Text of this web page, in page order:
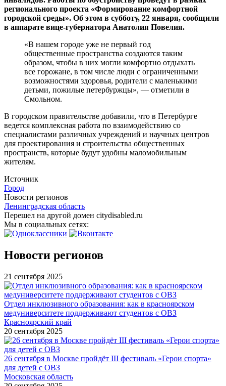
регионального проекта «Формирование комфортной
городской среды». Об этом в субботу, 22 января, сообщили
в аппарате вице-губернатора Анатолия Повелия.
«В нашем городе уже не первый год
общественные пространства создаются таким
образом, чтобы в них могли комфортно отдыхать
все горожане, в том числе люди с ограниченными
возможностями здоровья, родители с маленькими
детьми, пожилые петербуржцы», — отметили в
Смольном.
В городском правительстве добавили, что в Петербурге
ведется комплексная работа по взаимодействию со
специалистами различных учреждений и научных центров
для проектирования и строительства общественных
пространств, которые будут удобны маломобильным
жителям.
Источник
Город
Новости регионов
Ленинградская область
Перешел на другой домен citydisabled.ru
Мы в социальных сетях:
Новости регионов
21 сентября 2025
Отдел инклюзивного образования: как в красноярском
медуниверситете поддерживают студентов с ОВЗ
Красноярский край
20 сентября 2025
26 сентября в Москве пройдёт III фестиваль «Герои спорта»
для детей с ОВЗ
Московская область